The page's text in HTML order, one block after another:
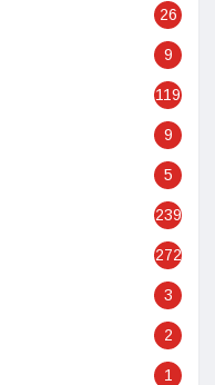
26
9
119
9
5
239
272
3
2
1